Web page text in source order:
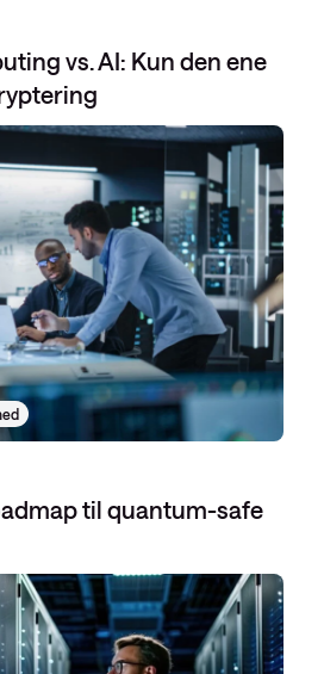
vs. AI: Kun den ene
til quantum-safe